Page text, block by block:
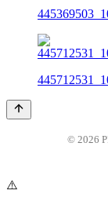
© 2026
⚠️